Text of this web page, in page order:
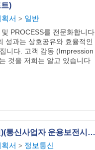
)
서 > 일반
PROCESS를 전문화합니
성과는 상호공유와 효율적인
니다. 고객 감동 (Impression
것을 저희는 알고 있습니다
사업계획서 (정보통신)(통신사업자 운용보전시스템, Internet Solution 및 SI 네트워크구축, 컨설팅 및 네트워크관리시스템)
서 > 정보통신